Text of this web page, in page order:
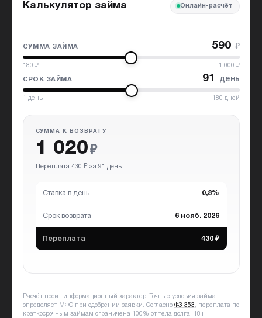
Калькулятор займа Онлайн-расчёт
СУММА ЗАЙМА 590 ₽
180 ₽ 1 000 ₽
СРОК ЗАЙМА 91 день
1 день 180 дней
СУММА К ВОЗВРАТУ
1 020 ₽
Переплата 430 ₽ за 91 день
Ставка в день 0,8%
Срок возврата 6 нояб. 2026
Переплата 430 ₽
Расчёт носит информационный характер. Точные условия займа
определяет МФО при одобрении заявки. Согласно ФЗ-353 , переплата по
краткосрочным займам ограничена 100% от тела долга.
18+